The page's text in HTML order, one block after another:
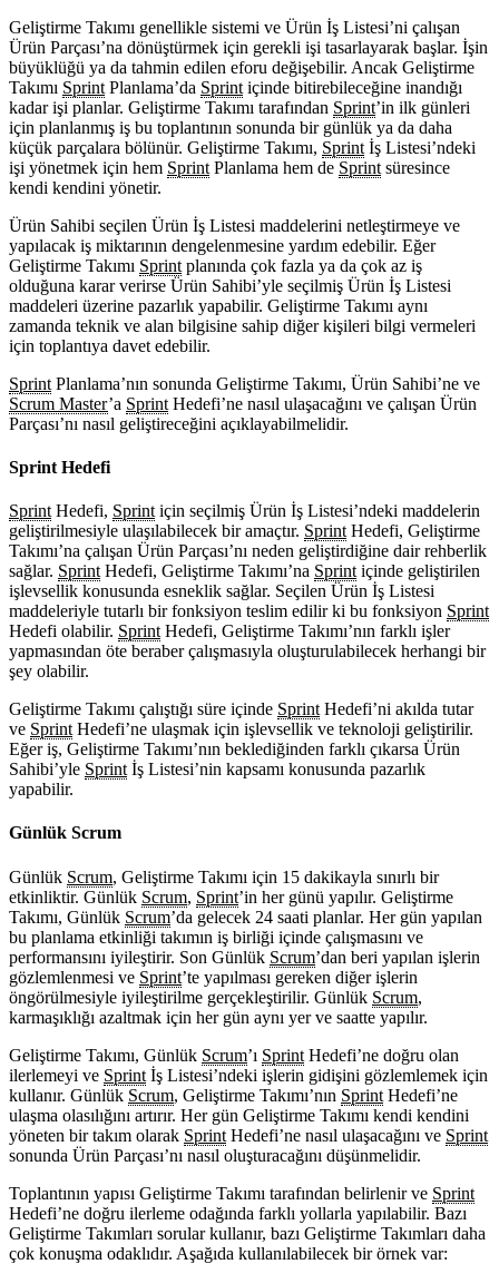
Geliştirme Takımı genellikle sistemi ve Ürün İş Listesi’ni çalışan
Ürün Parçası’na dönüştürmek için gerekli işi tasarlayarak başlar. İşin
büyüklüğü ya da tahmin edilen eforu değişebilir. Ancak Geliştirme
Takımı Sprint Planlama’da Sprint içinde bitirebileceğine inandığı
kadar işi planlar. Geliştirme Takımı tarafından Sprint’in ilk günleri
için planlanmış iş bu toplantının sonunda bir günlük ya da daha
küçük parçalara bölünür. Geliştirme Takımı, Sprint İş Listesi’ndeki
işi yönetmek için hem Sprint Planlama hem de Sprint süresince
kendi kendini yönetir.
Ürün Sahibi seçilen Ürün İş Listesi maddelerini netleştirmeye ve
yapılacak iş miktarının dengelenmesine yardım edebilir. Eğer
Geliştirme Takımı Sprint planında çok fazla ya da çok az iş
olduğuna karar verirse Ürün Sahibi’yle seçilmiş Ürün İş Listesi
maddeleri üzerine pazarlık yapabilir. Geliştirme Takımı aynı
zamanda teknik ve alan bilgisine sahip diğer kişileri bilgi vermeleri
için toplantıya davet edebilir.
Sprint Planlama’nın sonunda Geliştirme Takımı, Ürün Sahibi’ne ve
Scrum Master’a Sprint Hedefi’ne nasıl ulaşacağını ve çalışan Ürün
Parçası’nı nasıl geliştireceğini açıklayabilmelidir.
Sprint Hedefi
Sprint Hedefi, Sprint için seçilmiş Ürün İş Listesi’ndeki maddelerin
geliştirilmesiyle ulaşılabilecek bir amaçtır. Sprint Hedefi, Geliştirme
Takımı’na çalışan Ürün Parçası’nı neden geliştirdiğine dair rehberlik
sağlar. Sprint Hedefi, Geliştirme Takımı’na Sprint içinde geliştirilen
işlevsellik konusunda esneklik sağlar. Seçilen Ürün İş Listesi
maddeleriyle tutarlı bir fonksiyon teslim edilir ki bu fonksiyon Sprint
Hedefi olabilir. Sprint Hedefi, Geliştirme Takımı’nın farklı işler
yapmasından öte beraber çalışmasıyla oluşturulabilecek herhangi bir
şey olabilir.
Geliştirme Takımı çalıştığı süre içinde Sprint Hedefi’ni akılda tutar
ve Sprint Hedefi’ne ulaşmak için işlevsellik ve teknoloji geliştirilir.
Eğer iş, Geliştirme Takımı’nın beklediğinden farklı çıkarsa Ürün
Sahibi’yle Sprint İş Listesi’nin kapsamı konusunda pazarlık
yapabilir.
Günlük Scrum
Günlük Scrum, Geliştirme Takımı için 15 dakikayla sınırlı bir
etkinliktir. Günlük Scrum, Sprint’in her günü yapılır. Geliştirme
Takımı, Günlük Scrum’da gelecek 24 saati planlar. Her gün yapılan
bu planlama etkinliği takımın iş birliği içinde çalışmasını ve
performansını iyileştirir. Son Günlük Scrum’dan beri yapılan işlerin
gözlemlenmesi ve Sprint’te yapılması gereken diğer işlerin
öngörülmesiyle iyileştirilme gerçekleştirilir. Günlük Scrum,
karmaşıklığı azaltmak için her gün aynı yer ve saatte yapılır.
Geliştirme Takımı, Günlük Scrum’ı Sprint Hedefi’ne doğru olan
ilerlemeyi ve Sprint İş Listesi’ndeki işlerin gidişini gözlemlemek için
kullanır. Günlük Scrum, Geliştirme Takımı’nın Sprint Hedefi’ne
ulaşma olasılığını artırır. Her gün Geliştirme Takımı kendi kendini
yöneten bir takım olarak Sprint Hedefi’ne nasıl ulaşacağını ve Sprint
sonunda Ürün Parçası’nı nasıl oluşturacağını düşünmelidir.
Toplantının yapısı Geliştirme Takımı tarafından belirlenir ve Sprint
Hedefi’ne doğru ilerleme odağında farklı yollarla yapılabilir. Bazı
Geliştirme Takımları sorular kullanır, bazı Geliştirme Takımları daha
çok konuşma odaklıdır. Aşağıda kullanılabilecek bir örnek var: